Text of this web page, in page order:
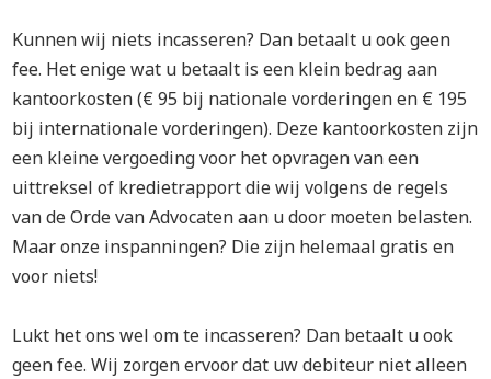
Kunnen wij niets incasseren? Dan betaalt u ook geen
fee. Het enige wat u betaalt is een klein bedrag aan
kantoorkosten (€ 95 bij nationale vorderingen en € 195
bij internationale vorderingen). Deze kantoorkosten zijn
een kleine vergoeding voor het opvragen van een
uittreksel of kredietrapport die wij volgens de regels
van de Orde van Advocaten aan u door moeten belasten.
Maar onze inspanningen? Die zijn helemaal gratis en
voor niets!
Lukt het ons wel om te incasseren? Dan betaalt u ook
geen fee. Wij zorgen ervoor dat uw debiteur niet alleen